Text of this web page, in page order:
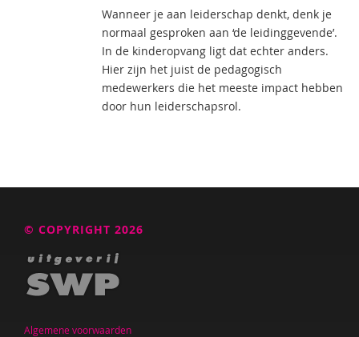
Wanneer je aan leiderschap denkt, denk je
normaal gesproken aan ‘de leidinggevende’.
In de kinderopvang ligt dat echter anders.
Hier zijn het juist de pedagogisch
medewerkers die het meeste impact hebben
door hun leiderschapsrol.
© COPYRIGHT 2026
Algemene voorwaarden